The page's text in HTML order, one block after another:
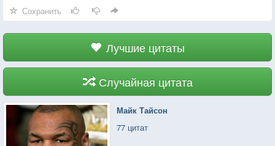
Сохранить
Лучшие цитаты
Случайная цитата
Майк Тайсон
77 цитат